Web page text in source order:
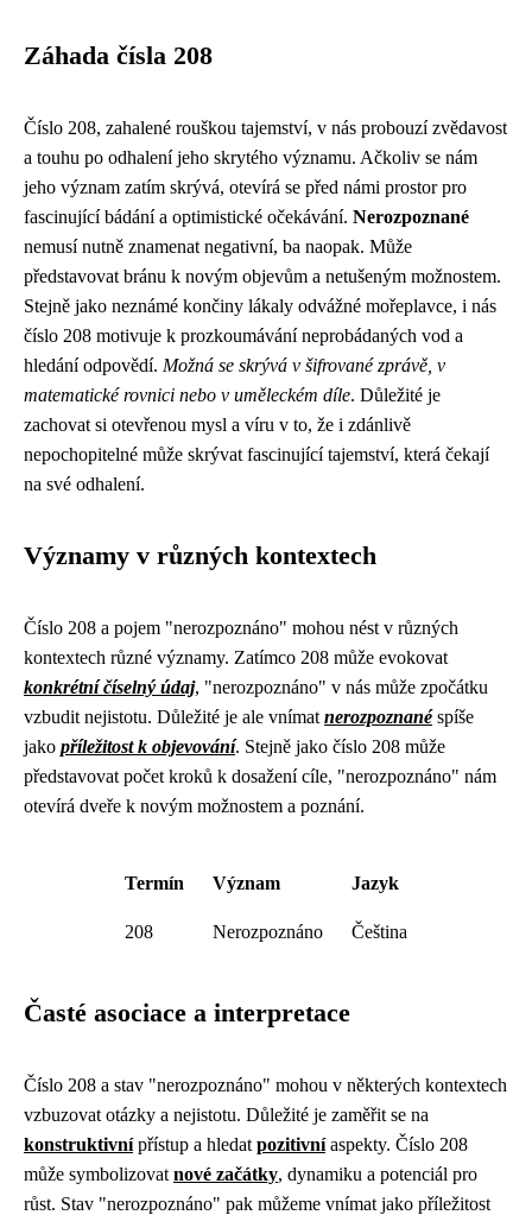
Záhada čísla 208
Číslo 208, zahalené rouškou tajemství, v nás probouzí zvědavost
a touhu po odhalení jeho skrytého významu. Ačkoliv se nám
jeho význam zatím skrývá, otevírá se před námi prostor pro
fascinující bádání a optimistické očekávání. Nerozpoznané
nemusí nutně znamenat negativní, ba naopak. Může
představovat bránu k novým objevům a netušeným možnostem.
Stejně jako neznámé končiny lákaly odvážné mořeplavce, i nás
číslo 208 motivuje k prozkoumávání neprobádaných vod a
hledání odpovědí. Možná se skrývá v šifrované zprávě, v
matematické rovnici nebo v uměleckém díle. Důležité je
zachovat si otevřenou mysl a víru v to, že i zdánlivě
nepochopitelné může skrývat fascinující tajemství, která čekají
na své odhalení.
Významy v různých kontextech
Číslo 208 a pojem "nerozpoznáno" mohou nést v různých
kontextech různé významy. Zatímco 208 může evokovat
konkrétní číselný údaj, "nerozpoznáno" v nás může zpočátku
vzbudit nejistotu. Důležité je ale vnímat nerozpoznanéspíše
jako příležitost k objevování. Stejně jako číslo 208 může
představovat počet kroků k dosažení cíle, "nerozpoznáno" nám
otevírá dveře k novým možnostem a poznání.
Termín Význam Jazyk
208 Nerozpoznáno Čeština
Časté asociace a interpretace
Číslo 208 a stav "nerozpoznáno" mohou v některých kontextech
vzbuzovat otázky a nejistotu. Důležité je zaměřit se na
konstruktivnípřístup a hledat pozitivníaspekty. Číslo 208
může symbolizovat nové začátky, dynamiku a potenciál pro
růst. Stav "nerozpoznáno" pak můžeme vnímat jako příležitost